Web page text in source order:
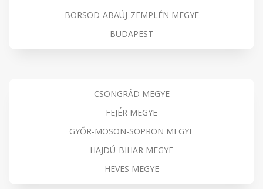
BORSOD-ABAÚJ-ZEMPLÉN MEGYE
BUDAPEST
CSONGRÁD MEGYE
FEJÉR MEGYE
GYŐR-MOSON-SOPRON MEGYE
HAJDÚ-BIHAR MEGYE
HEVES MEGYE